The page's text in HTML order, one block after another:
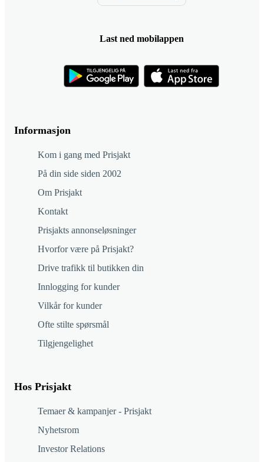
Informasjon
Kom i gang med Prisjakt
På din side siden 2002
Om Prisjakt
Kontakt
Prisjakts annonseløsninger
Hvorfor være på Prisjakt?
Drive trafikk til butikken din
Innlogging for kunder
Vilkår for kunder
Ofte stilte spørsmål
Tilgjengelighet
Hos Prisjakt
Temaer & kampanjer - Prisjakt
Nyhetsrom
Investor Relations
Last ned mobilappen